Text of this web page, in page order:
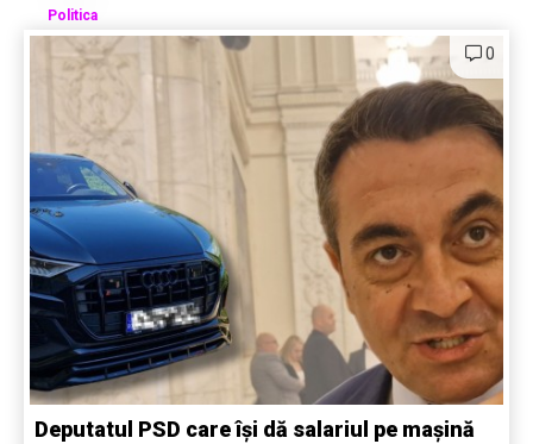
Politica
0
Deputatul PSD care își dă salariul pe mașină